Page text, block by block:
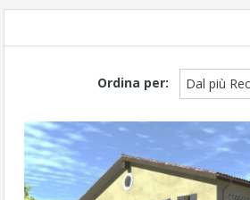
Ordina per: Dal più